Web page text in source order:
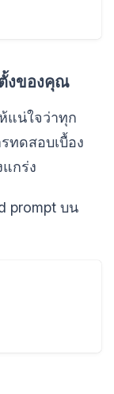
งของคุณ
แน่ใจว่าทุก
ทดสอบเบื้อง
กร่ง
prompt บน